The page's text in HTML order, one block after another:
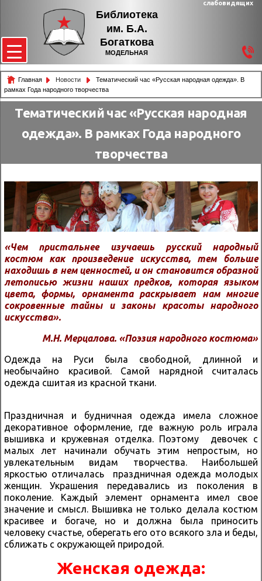
Библиотека
им. Б.А.
Богаткова
МОДЕЛЬНАЯ
слабовидящих
Главная Новости
Тематический час «Русская народная одежда». В
рамках Года народного творчества
Тематический час «Русская народная
одежда». В рамках Года народного
творчества
«Чем пристальнее изучаешь русский народный
костюм как произведение искусства, тем больше
находишь в нем ценностей, и он становится образной
летописью жизни наших предков, которая языком
цвета, формы, орнамента раскрывает нам многие
сокровенные тайны и законы красоты народного
искусства».
М.Н. Мерцалова. «Поэзия народного костюма»
Одежда на Руси была свободной, длинной и
необычайно красивой. Самой нарядной считалась
одежда сшитая из красной ткани.
Праздничная и будничная одежда имела сложное
декоративное оформление, где важную роль играла
вышивка и кружевная отделка. Поэтому девочек с
малых лет начинали обучать этим непростым, но
увлекательным видам творчества. Наибольшей
яркостью отличалась праздничная одежда молодых
женщин. Украшения передавались из поколения в
поколение. Каждый элемент орнамента имел свое
значение и смысл. Вышивка не только делала костюм
красивее и богаче, но и должна была приносить
человеку счастье, оберегать его ото всякого зла и беды,
сближать с окружающей природой.
Женская одежда: